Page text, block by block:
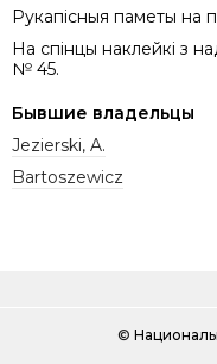
Рукапісныя паметы на
На спінцы наклейкі з
№ 45.
Бывшие владельцы
Jezierski, A.
Bartoszewicz
©